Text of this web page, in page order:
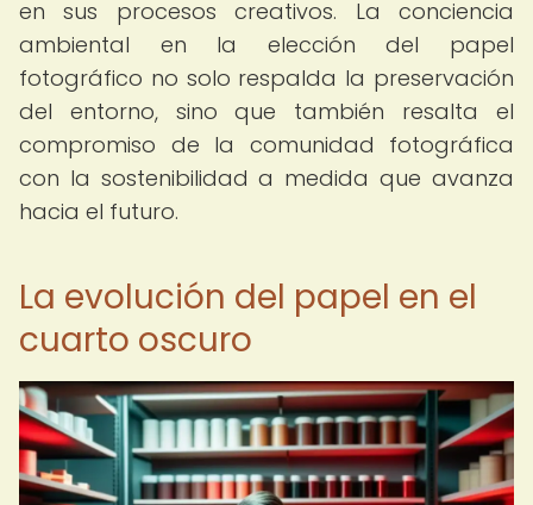
en sus procesos creativos. La conciencia
ambiental en la elección del papel
fotográfico no solo respalda la preservación
del entorno, sino que también resalta el
compromiso de la comunidad fotográfica
con la sostenibilidad a medida que avanza
hacia el futuro.
La evolución del papel en el
cuarto oscuro